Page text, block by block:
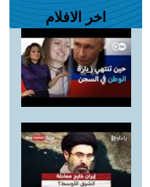
اخر الافلام